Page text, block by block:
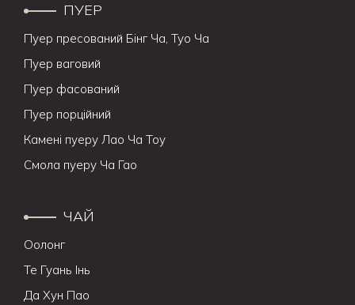
ПУЕР
Пуер пресований Бінг Ча, Туо Ча
Пуер ваговий
Пуер фасований
Пуер порційний
Камені пуеру Лао Ча Тоу
Смола пуеру Ча Гао
ЧАЙ
Оолонг
Те Гуань Інь
Да Хун Пао